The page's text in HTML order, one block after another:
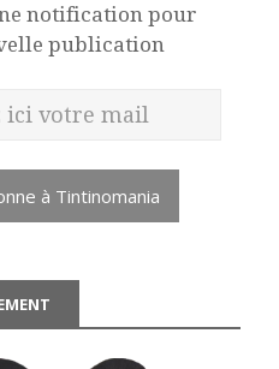
notification pour
publication
à Tintinomania